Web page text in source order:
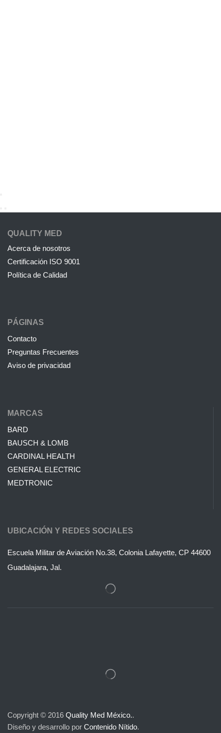
QUALITY MED
Acerca de nosotros
Certificación ISO 9001
Política de Calidad
PÁGINAS
Contacto
Preguntas Frecuentes
Aviso de privacidad
MARCAS
BARD
BAUSCH & LOMB
CARDINAL HEALTH
GENERAL ELECTRIC
MEDTRONIC
UBICACIÓN Y REDES SOCIALES
Escuela Militar de Aviación No.38, Colonia Lafayette, CP 44600
Guadalajara, Jal.
Copyright © 2016 Quality Med México..
Diseño y desarrollo por Contenido Nítido.